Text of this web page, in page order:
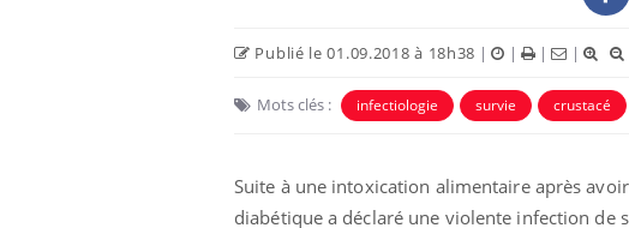
Publié le 01.09.2018 à 18h38 | | | |
Mots clés : infectiologie survie crustacé
Suite à une intoxication alimentaire après
diabétique a déclaré une violente infection de
Les troubles du sommeil
modifient votre cerveau !
Mon enfant est-il trop
sensible ou simplement